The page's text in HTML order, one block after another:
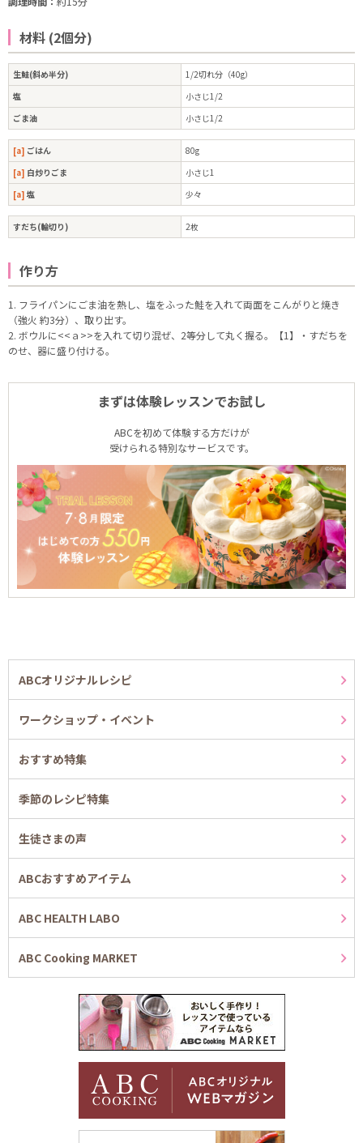
材料 (2個分)
生鮭(斜め半分)
1/2切れ分（40g）
塩
小さじ1/2
ごま油
小さじ1/2
[a] ごはん
80g
[a] 白炒りごま
小さじ1
[a] 塩 少々
すだち(輪切り) 2枚
作り方
1. フライパンにごま油を熱し、塩をふった鮭を入れて両面をこんがりと焼き
（強火 約3分）、取り出す。
2. ボウルに<<ａ>>を入れて切り混ぜ、2等分して丸く握る。【1】・すだちを
のせ、器に盛り付ける。
まずは体験レッスンでお試し
ABCを初めて体験する方だけが
受けられる特別なサービスです。
ABCオリジナルレシピ
ワークショップ・イベント
おすすめ特集
季節のレシピ特集
生徒さまの声
ABCおすすめアイテム
ABC HEALTH LABO
ABC Cooking MARKET